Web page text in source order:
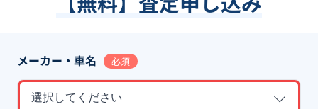
メーカー・車名 必須
選択してください